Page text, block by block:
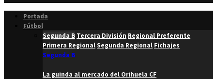
Portada
Fútbol
Segunda B Tercera División Regional Preferente
Primera RegionalSegunda Regional Fichajes
Segunda B
La guinda al mercado del Orihuela CF